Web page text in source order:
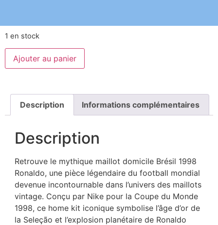
1 en stock
Ajouter au panier
Description Informations complémentaires
Description
Retrouve le mythique maillot domicile Brésil 1998
Ronaldo, une pièce légendaire du football mondial
devenue incontournable dans l’univers des maillots
vintage. Conçu par Nike pour la Coupe du Monde
1998, ce home kit iconique symbolise l’âge d’or de
la Seleção et l’explosion planétaire de Ronaldo